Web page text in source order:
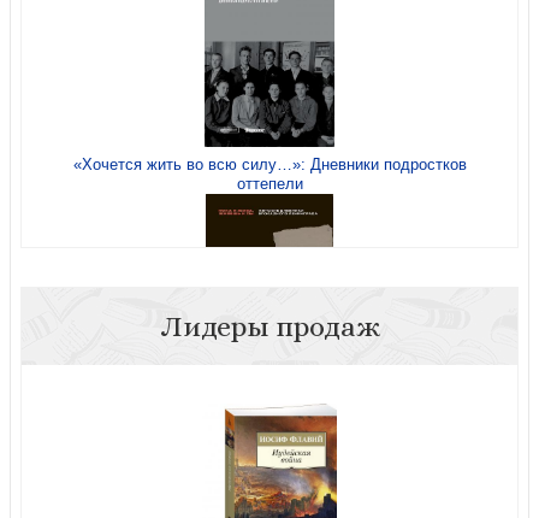
«Хочется жить во всю силу…»: Дневники подростков
оттепели
«Пока я жива, живешь и ты». Женские дневники
блокадного Ленинграда
Лидеры продаж